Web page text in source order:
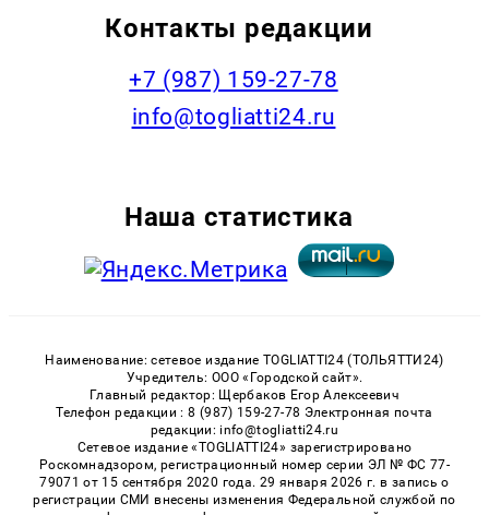
Контакты редакции
+7 (987) 159-27-78
info@togliatti24.ru
Наша статистика
Наименование: сетевое издание TOGLIATTI24 (ТОЛЬЯТТИ24)
Учредитель: ООО «Городской сайт».
Главный редактор: Щербаков Егор Алексеевич
Телефон редакции : 8 (987) 159-27-78 Электронная почта
редакции: info@togliatti24.ru
Сетевое издание «TOGLIATTI24» зарегистрировано
Роскомнадзором, регистрационный номер серии ЭЛ № ФС 77-
79071 от 15 сентября 2020 года. 29 января 2026 г. в запись о
регистрации СМИ внесены изменения Федеральной службой по